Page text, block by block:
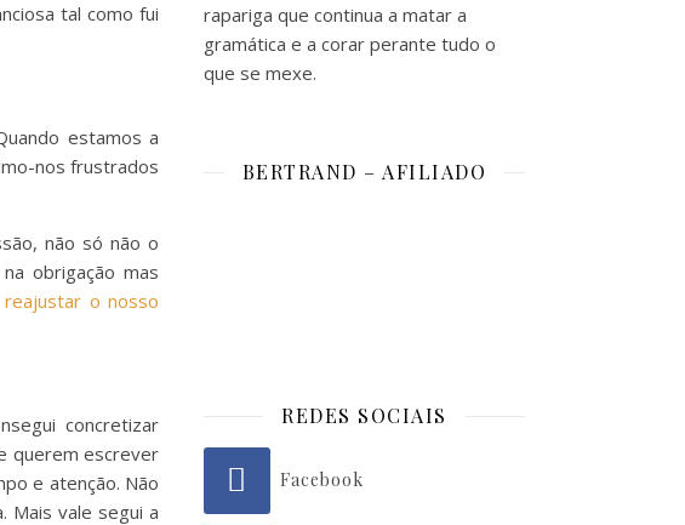
tal como fui
estamos a
nos frustrados
não só não o
obrigação mas
reajustar o nosso
concretizar
querem escrever
e atenção. Não
Mais vale segui a
rapariga que continua a matar a
gramática e a corar perante tudo o
que se mexe.
BERTRAND – AFILIADO
REDES SOCIAIS
Facebook